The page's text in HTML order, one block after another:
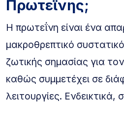
Πρωτεΐνης;
Η πρωτεΐνη είναι ένα
μακροθρεπτικό
ζωτικής σημασίας για
καθώς συμμετέχει σε
λειτουργίες. Ενδεικτικά,